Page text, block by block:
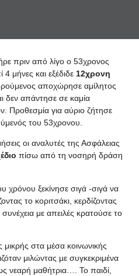
πριν από λίγο ο 53χρονος
4 μήνες και εξέδιδε 12χρονη
αποχώρησε αμίλητος
δεν απάντησε σε καμία
Προθεσμία για αύριο ζήτησε
του 53χρονου.
οι αναλυτές της Ασφάλειας
πίσω από τη νοσηρή δράση
χρόνου ξεκίνησε σιγά -σιγά να
το κοριτσάκι, κερδίζοντας
με απειλές κρατούσε το
μικρής στα μέσα κοινωνικής
μιλώντας με συγκεκριμένα
νεαρή μαθήτρια…. Το παιδί,